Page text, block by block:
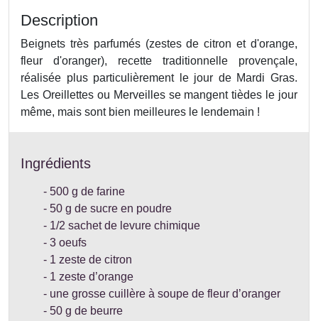
Description
Beignets très parfumés (zestes de citron et d'orange,
fleur d'oranger), recette traditionnelle provençale,
réalisée plus particulièrement le jour de Mardi Gras.
Les Oreillettes ou Merveilles se mangent tièdes le jour
même, mais sont bien meilleures le lendemain !
Ingrédients
500 g de farine
50 g de sucre en poudre
1/2 sachet de levure chimique
3 oeufs
1 zeste de citron
1 zeste d’orange
une grosse cuillère à soupe de fleur d’oranger
50 g de beurre